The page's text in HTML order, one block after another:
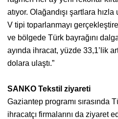
atıyor. Olağandışı şartlara
V tipi toparlanmayı
ve bölgede Türk bayrağını
ayında ihracat, yüzde 33,1’lik
dolara ulaştı.”
SANKO Tekstil ziyareti
Gaziantep programı sırasında
ihracatçı firmalarını da ziyaret